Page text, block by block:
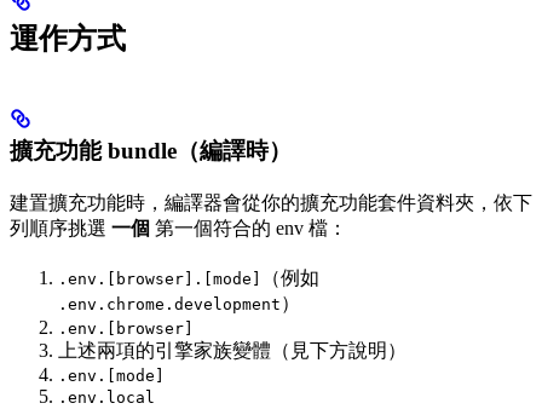
運作方式
擴充功能 bundle（編譯時）
建置擴充功能時，編譯器會從你的擴充功能套件資料夾，依下
列順序挑選 一個 第一個符合的 env 檔：
.env.[browser].[mode] （例如
.env.chrome.development ）
.env.[browser]
上述兩項的引擎家族變體（見下方說明）
.env.[mode]
.env.local